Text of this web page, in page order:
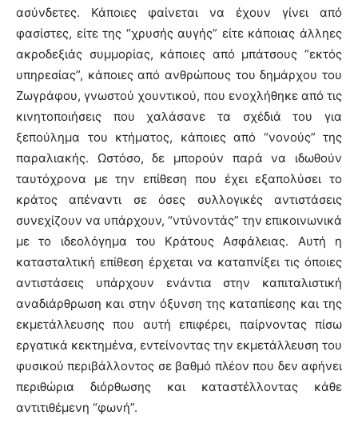
ασύνδετες. Κάποιες φαίνεται να έχουν γίνει από
φασίστες, είτε της “χρυσής αυγής” είτε κάποιας άλληες
ακροδεξιάς συμμορίας, κάποιες από μπάτσους “εκτός
υπηρεσίας”, κάποιες από ανθρώπους του δημάρχου του
Ζωγράφου, γνωστού χουντικού, που ενοχλήθηκε από τις
κινητοποιήσεις που χαλάσανε τα σχέδιά του για
ξεπούλημα του κτήματος, κάποιες από “νονούς” της
παραλιακής. Ωστόσο, δε μπορούν παρά να ιδωθούν
ταυτόχρονα με την επίθεση που έχει εξαπολύσει το
κράτος απέναντι σε όσες συλλογικές αντιστάσεις
συνεχίζουν να υπάρχουν, “ντύνοντάς” την επικοινωνικά
με το ιδεολόγημα του Κράτους Ασφάλειας. Αυτή η
κατασταλτική επίθεση έρχεται να καταπνίξει τις όποιες
αντιστάσεις υπάρχουν ενάντια στην καπιταλιστική
αναδιάρθρωση και στην όξυνση της καταπίεσης και της
εκμετάλλευσης που αυτή επιφέρει, παίρνοντας πίσω
εργατικά κεκτημένα, εντείνοντας την εκμετάλλευση του
φυσικού περιβάλλοντος σε βαθμό πλέον που δεν αφήνει
περιθώρια διόρθωσης και καταστέλλοντας κάθε
αντιτιθέμενη “φωνή”.